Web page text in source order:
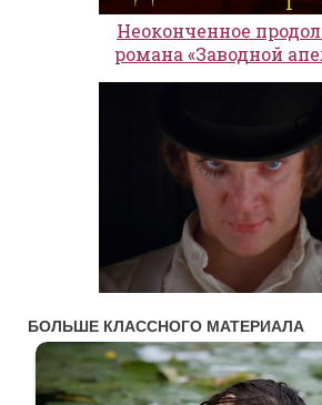
Неоконченное
романа «Заводной